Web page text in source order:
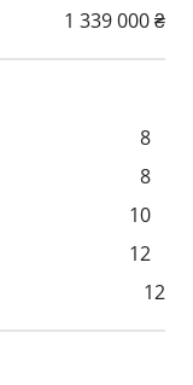
1 339 000 ₴
8
8
10
12
12